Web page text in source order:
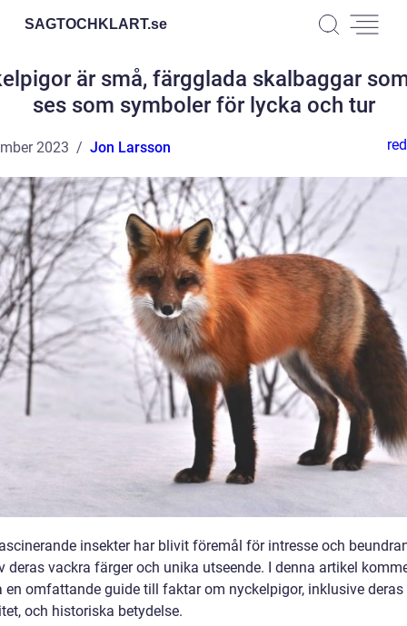
SAGTOCHKLART.se
är små, färgglada skalbaggar
ses som symboler för lycka och tur
2023 Jon Larsson
insekter har blivit föremål för intresse och
deras vackra färger och unika utseende. I denna artikel
en omfattande guide till faktar om nyckelpigor, inklusive deras
och historiska betydelse.